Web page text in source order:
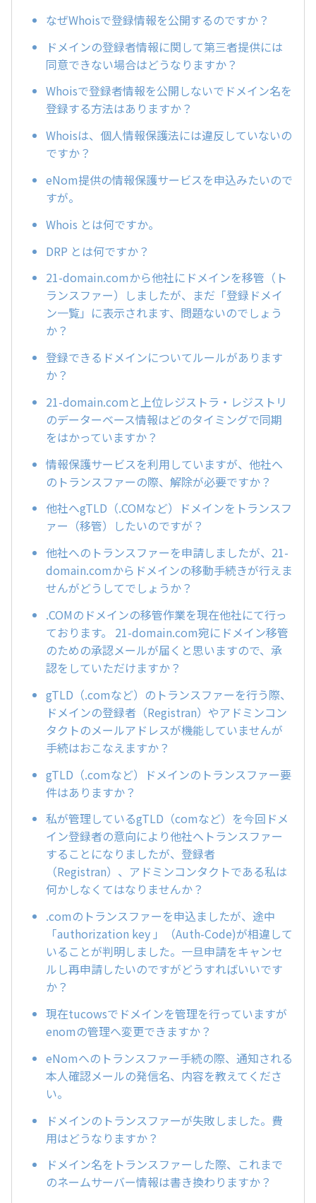
なぜWhoisで登録情報を公開するのですか？
ドメインの登録者情報に関して第三者提供には
同意できない場合はどうなりますか？
Whoisで登録者情報を公開しないでドメイン名を
登録する方法はありますか？
Whoisは、個人情報保護法には違反していないの
ですか？
eNom提供の情報保護サービスを申込みたいので
すが。
Whois とは何ですか。
DRP とは何ですか？
21-domain.comから他社にドメインを移管（ト
ランスファー）しましたが、まだ「登録ドメイ
ン一覧」に表示されます、問題ないのでしょう
か？
登録できるドメインについてルールがあります
か？
21-domain.comと上位レジストラ・レジストリ
のデーターベース情報はどのタイミングで同期
をはかっていますか？
情報保護サービスを利用していますが、他社へ
のトランスファーの際、解除が必要ですか？
他社へgTLD（.COMなど）ドメインをトランスフ
ァー（移管）したいのですが？
他社へのトランスファーを申請しましたが、21-
domain.comからドメインの移動手続きが行えま
せんがどうしてでしょうか？
.COMのドメインの移管作業を現在他社にて行っ
ております。 21-domain.com宛にドメイン移管
のための承認メールが届くと思いますので、承
認をしていただけますか？
gTLD（.comなど）のトランスファーを行う際、
ドメインの登録者（Registran）やアドミンコン
タクトのメールアドレスが機能していませんが
手続はおこなえますか？
gTLD（.comなど）ドメインのトランスファー要
件はありますか？
私が管理しているgTLD（comなど）を今回ドメ
イン登録者の意向により他社へトランスファー
することになりましたが、登録者
（Registran）、アドミンコンタクトである私は
何かしなくてはなりませんか？
.comのトランスファーを申込ましたが、途中
「authorization key 」（Auth-Code)が相違して
いることが判明しました。一旦申請をキャンセ
ルし再申請したいのですがどうすればいいです
か？
現在tucowsでドメインを管理を行っていますが
enomの管理へ変更できますか？
eNomへのトランスファー手続の際、通知される
本人確認メールの発信名、内容を教えてくださ
い。
ドメインのトランスファーが失敗しました。費
用はどうなりますか？
ドメイン名をトランスファーした際、これまで
のネームサーバー情報は書き換わりますか？